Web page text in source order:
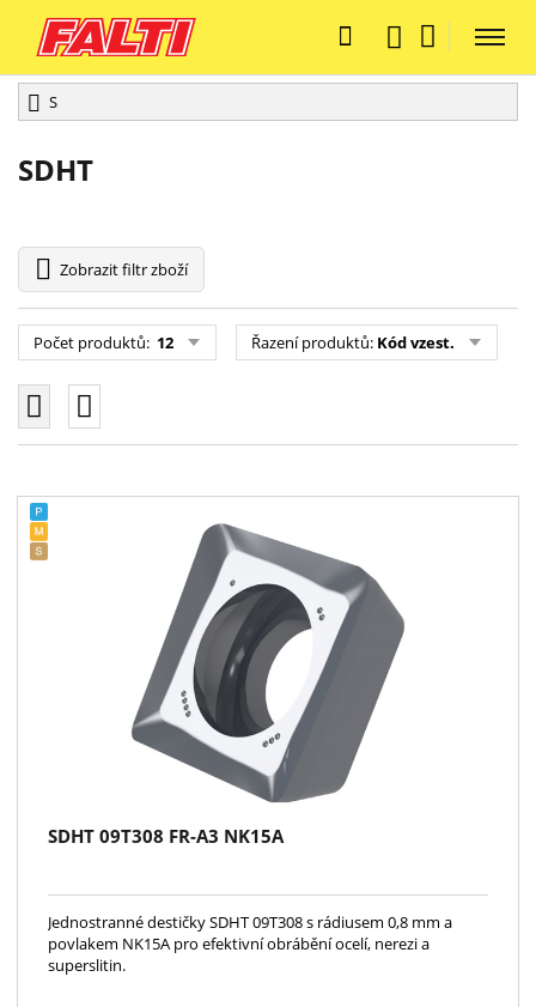
S
SDHT
Zobrazitfiltr zboží
Počet produktů: 12 Řazení produktů: Kód vzest.
SDHT 09T308 FR-A3 NK15A
Jednostranné destičky SDHT 09T308 s rádiusem 0,8 mm a
povlakem NK15A pro efektivní obrábění ocelí, nerezi a
superslitin.